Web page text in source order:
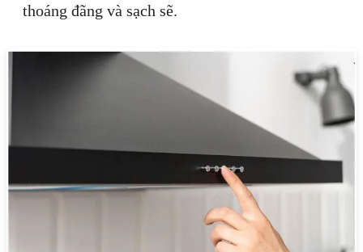
thoáng đãng và sạch sẽ.